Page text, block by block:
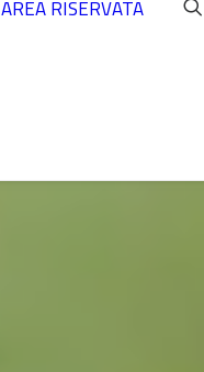
AREA RISERVATA